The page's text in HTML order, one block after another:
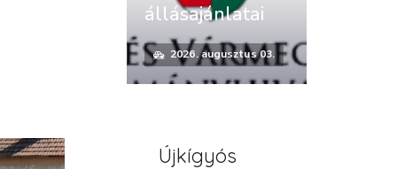
állásajánlatai
2026. augusztus 03.
Újkígyós